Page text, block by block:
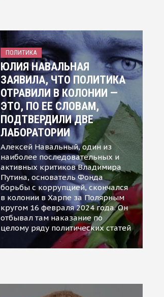
ПОЛИТИКА
ЮЛИЯ НАВАЛЬНАЯ
ЗАЯВИЛА, ЧТО ПОЛИТИКА
ОТРАВИЛИ В КОЛОНИИ —
ЭТО, ПО ЕЕ СЛОВАМ,
ПОДТВЕРДИЛИ ДВЕ
ЛАБОРАТОРИИ
Алексей Навальный, один из
наиболее последовательных и
активных критиков Владимира
Путина, основатель Фонда
борьбы с коррупцией, скончался
в колонии в Харпе за Полярным
кругом 16 февраля 2024 года. Он
отбывал там наказание по
целому ряду политических статей